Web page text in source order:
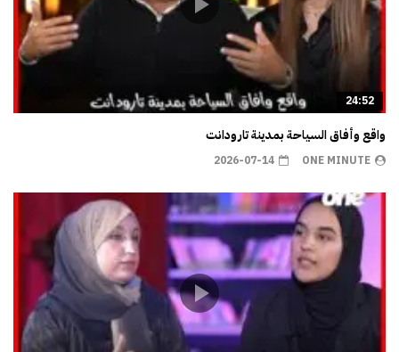
24:52
واقع وأفاق السياحة بمدينة تارودانت
ONE MINUTE
2026-07-14